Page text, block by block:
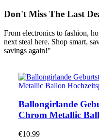
Don't Miss The Last
From electronics to fashion,
next steal here. Shop smart,
savings again!"
Ballongirlande
Chrom Metallic
€10.99